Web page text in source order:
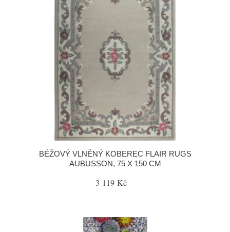
BÉŽOVÝ VLNĚNÝ KOBEREC FLAIR RUGS
AUBUSSON, 75 X 150 CM
3 119 Kč